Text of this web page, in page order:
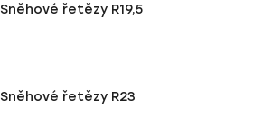
Sněhové řetězy R19,5
Sněhové řetězy R23